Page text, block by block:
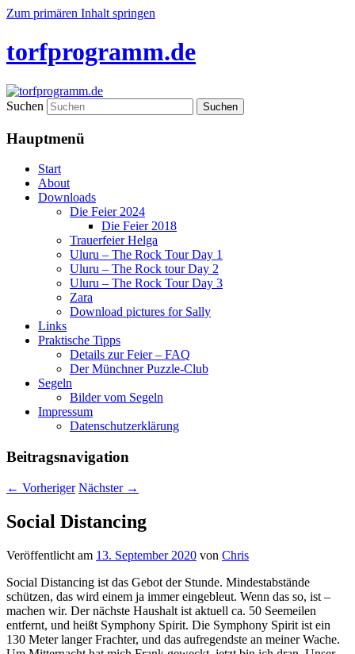
Zum primären Inhalt springen
torfprogramm.de
Suchen
Hauptmenü
Start
About
Downloads
Die Feier 2024
Die Feier 2018
Trauerfeier Helga
Uluru – The Rock Tour Day 1
Uluru – The Rock tour Day 2
Uluru – The Rock Tour Day 3
Zara
Download pictures for Sally
Links
Praktische Tipps
Details zur Feier – FAQ
Der Münchner Puzzle-Club
Segeln
Bilder vom Segeln
Impressum
Datenschutz­erklärung
Beitragsnavigation
← Vorheriger Nächster →
Social Distancing
Veröffentlicht am 13. September 2020 von Chris
Social Distancing ist das Gebot der Stunde. Mindestabstände
schützen, das wird einem ja immer eingebleut. Wenn das so, ist –
machen wir. Der nächste Haushalt ist aktuell ca. 50 Seemeilen
entfernt, und heißt Symphony Spirit. Die Symphony Spirit ist ein
130 Meter langer Frachter, und das aufregendste an meiner Wache.